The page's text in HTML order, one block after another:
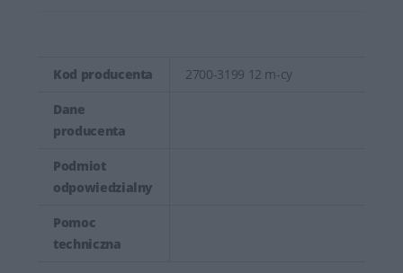
Kod producenta 2700-3199 12 m-cy
Dane
producenta
Podmiot
odpowiedzialny
Pomoc
techniczna